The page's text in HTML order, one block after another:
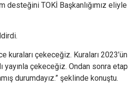
desteğini TOKİ Başkanlığımız eliyle
kuraları çekeceğiz. Kuraları 2023’ün
yayınla çekeceğiz. Ondan sonra etap
durumdayız.” şeklinde konuştu.